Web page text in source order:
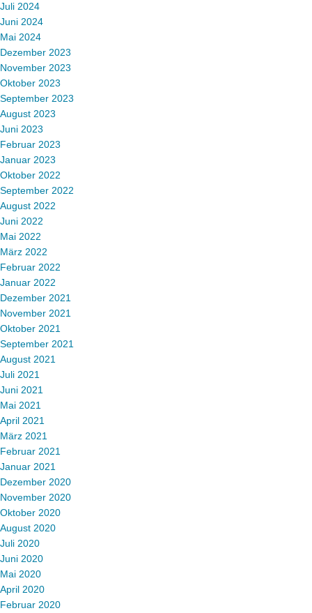
Juli 2024
Juni 2024
Mai 2024
Dezember 2023
November 2023
Oktober 2023
September 2023
August 2023
Juni 2023
Februar 2023
Januar 2023
Oktober 2022
September 2022
August 2022
Juni 2022
Mai 2022
März 2022
Februar 2022
Januar 2022
Dezember 2021
November 2021
Oktober 2021
September 2021
August 2021
Juli 2021
Juni 2021
Mai 2021
April 2021
März 2021
Februar 2021
Januar 2021
Dezember 2020
November 2020
Oktober 2020
August 2020
Juli 2020
Juni 2020
Mai 2020
April 2020
Februar 2020